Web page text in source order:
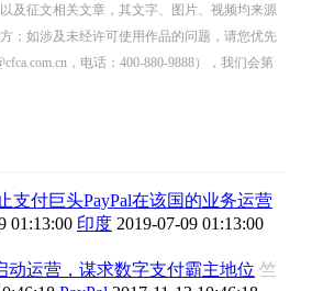
及征文相关文章，其文字、图片、视频均来源
；如涉及未经许可使用作品的问题，请您优先
，电话：400-880-9888），我们会第
支付巨头PayPal在该国的业务运营
01:13:00 印度 2019-07-09 01:13:00
动运营，谋求数字支付霸主地位 竺